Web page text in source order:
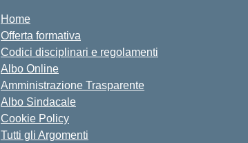
Home
Offerta formativa
Codici disciplinari e regolamenti
Albo Online
Amministrazione Trasparente
Albo Sindacale
Cookie Policy
Tutti gli Argomenti